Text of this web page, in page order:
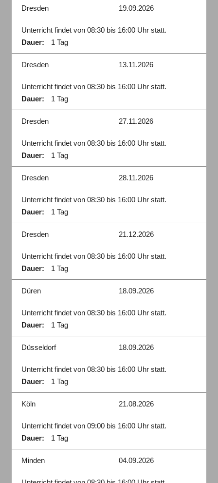
Dresden 19.09.2026
Unterricht findet von 08:30 bis 16:00 Uhr statt.
Dauer:
1 Tag
Dresden 13.11.2026
Unterricht findet von 08:30 bis 16:00 Uhr statt.
Dauer:
1 Tag
Dresden 27.11.2026
Unterricht findet von 08:30 bis 16:00 Uhr statt.
Dauer:
1 Tag
Dresden 28.11.2026
Unterricht findet von 08:30 bis 16:00 Uhr statt.
Dauer:
1 Tag
Dresden 21.12.2026
Unterricht findet von 08:30 bis 16:00 Uhr statt.
Dauer:
1 Tag
Düren 18.09.2026
Unterricht findet von 08:30 bis 16:00 Uhr statt.
Dauer:
1 Tag
Düsseldorf 18.09.2026
Unterricht findet von 08:30 bis 16:00 Uhr statt.
Dauer:
1 Tag
Köln 21.08.2026
Unterricht findet von 09:00 bis 16:00 Uhr statt.
Dauer:
1 Tag
Minden 04.09.2026